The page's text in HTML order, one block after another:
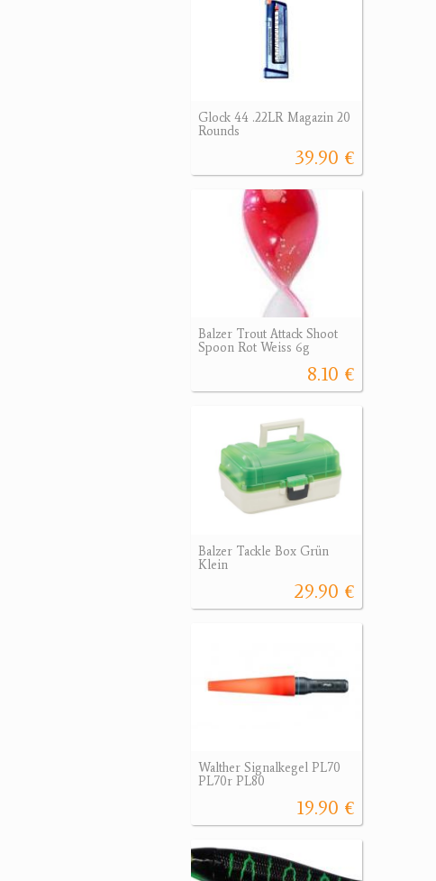
Glock 44 .22LR Magazin 20
Rounds
39.90 €
Balzer Trout Attack Shoot
Spoon Rot Weiss 6g
8.10 €
Balzer Tackle Box Grün
Klein
29.90 €
Walther Signalkegel PL70
PL70r PL80
19.90 €